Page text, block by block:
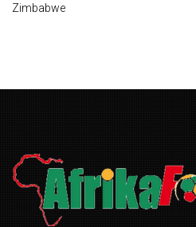
Zimbabwe